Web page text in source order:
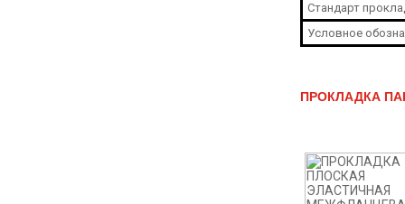
Стандарт
Условное
ПРОКЛАДКА